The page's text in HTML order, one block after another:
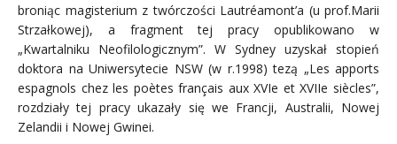
broniąc magisterium z twórczości Lautréamont’a (u prof.Marii
Strzałkowej), a fragment tej pracy opublikowano w
„Kwartalniku Neofilologicznym”. W Sydney uzyskał stopień
doktora na Uniwersytecie NSW (w r.1998) tezą „Les apports
espagnols chez les poètes français aux XVIe et XVIIe siècles”,
rozdziały tej pracy ukazały się we Francji, Australii, Nowej
Zelandii i Nowej Gwinei.